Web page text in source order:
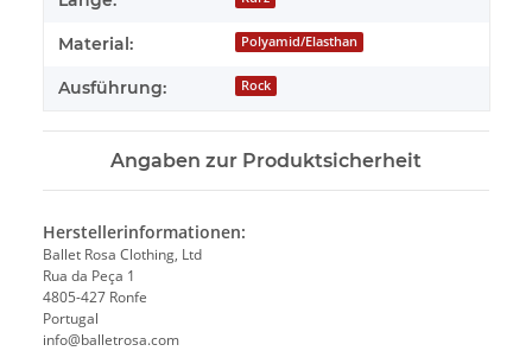
Material: Polyamid/Elasthan
Ausführung: Rock
Angaben zur Produktsicherheit
Herstellerinformationen:
Ballet Rosa Clothing, Ltd
Rua da Peça 1
4805-427 Ronfe
Portugal
info@balletrosa.com